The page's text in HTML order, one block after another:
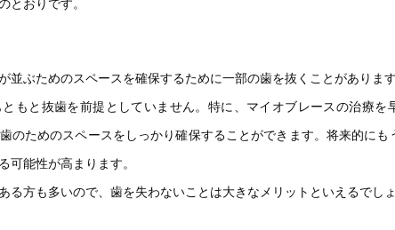
とおりです。
並ぶためのスペースを確保するために一部の歯を抜くことがあります
もと抜歯を前提としていません。特に、マイオブレースの治療を
のためのスペースをしっかり確保することができます。将来的にも
可能性が高まります。
る方も多いので、歯を失わないことは大きなメリットといえるでしょ